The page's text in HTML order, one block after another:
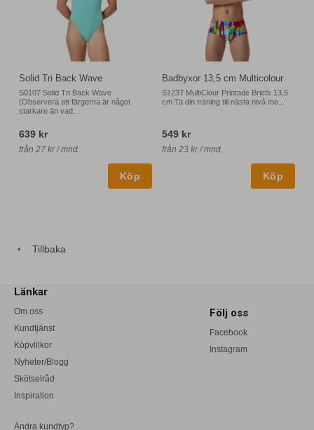
Solid Tri Back Wave
S0107 Solid Tri Back Wave
(Observera att färgerna är något
starkare än vad...
639 kr
från 27 kr / mnd.
Badbyxor 13,5 cm Multicolour
S1237 MultiClour Printade Briefs 13,5
cm Ta din träning till nästa nivå me...
549 kr
från 23 kr / mnd.
Tillbaka
Länkar
Om oss
Kundtjänst
Köpvillkor
Nyheter/Blogg
Skötselråd
Inspiration
Ändra kundtyp?
Följ oss
Facebook
Instagram